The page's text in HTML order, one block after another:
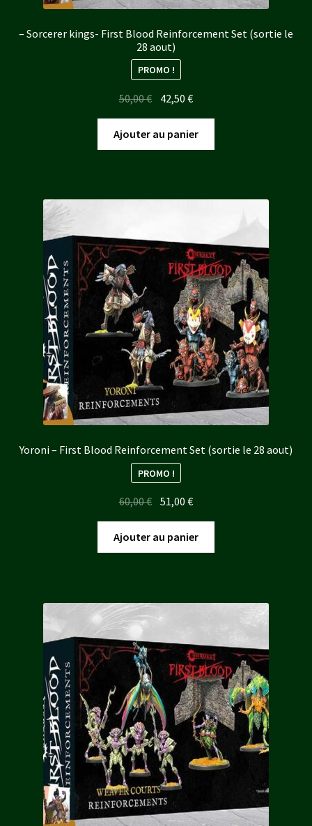
– Sorcerer kings- First Blood Reinforcement Set (sortie le
28 aout)
PROMO !
50,00€ Le
prix
initial
était :
42,50€Le
prix
actuel
est :
Ajouter au panier
Yoroni – First Blood Reinforcement Set (sortie le 28 aout)
PROMO !
60,00€ Le
prix
initial
était :
51,00€Le
prix
actuel
est :
Ajouter au panier